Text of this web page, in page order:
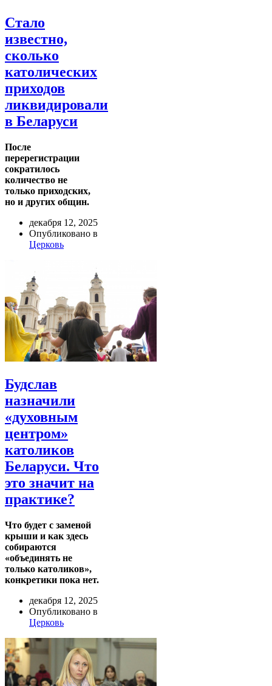
Стало
известно,
сколько
католических
приходов
ликвидировали
в Беларуси
После
перерегистрации
сократилось
количество не
только приходских,
но и других общин.
декабря 12, 2025
Опубликовано в
Церковь
Будслав
назначили
«духовным
центром»
католиков
Беларуси. Что
это значит на
практике?
Что будет с заменой
крыши и как здесь
собираются
«объединять не
только католиков»,
конкретики пока нет.
декабря 12, 2025
Опубликовано в
Церковь